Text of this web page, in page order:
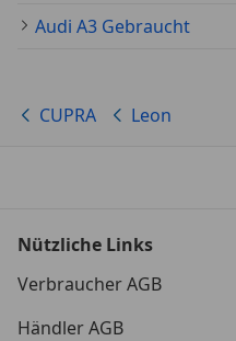
Audi A3 Gebraucht
CUPRA Leon
Nützliche Links
Verbraucher AGB
Händler AGB